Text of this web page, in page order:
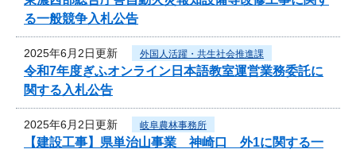
る一般競争入札公告
2025年6月2日更新 外国人活躍・共生社会推進課
令和7年度ぎふオンライン日本語教室運営業務委託に
関する入札公告
2025年6月2日更新 岐阜農林事務所
【建設工事】県単治山事業 神崎口 外1に関する一